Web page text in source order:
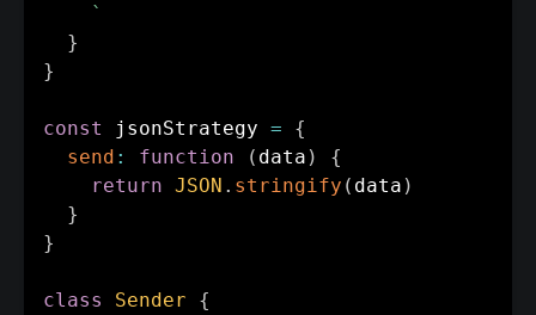
`
}
}
const jsonStrategy =
{
send : function ( data )
{
return JSON . stringify ( data )
}
}
class Sender
{